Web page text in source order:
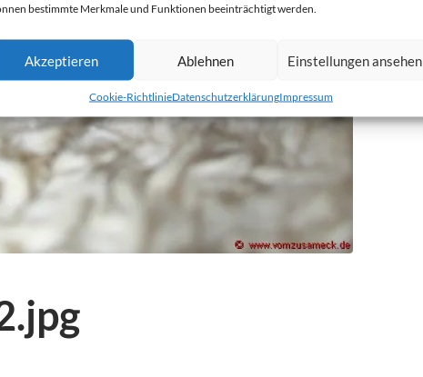
bestimmte Merkmale und Funktionen beeinträchtigt werden.
Akzeptieren Ablehnen Einstellungen ansehen
Cookie-RichtlinieDatenschutzerklärungImpressum